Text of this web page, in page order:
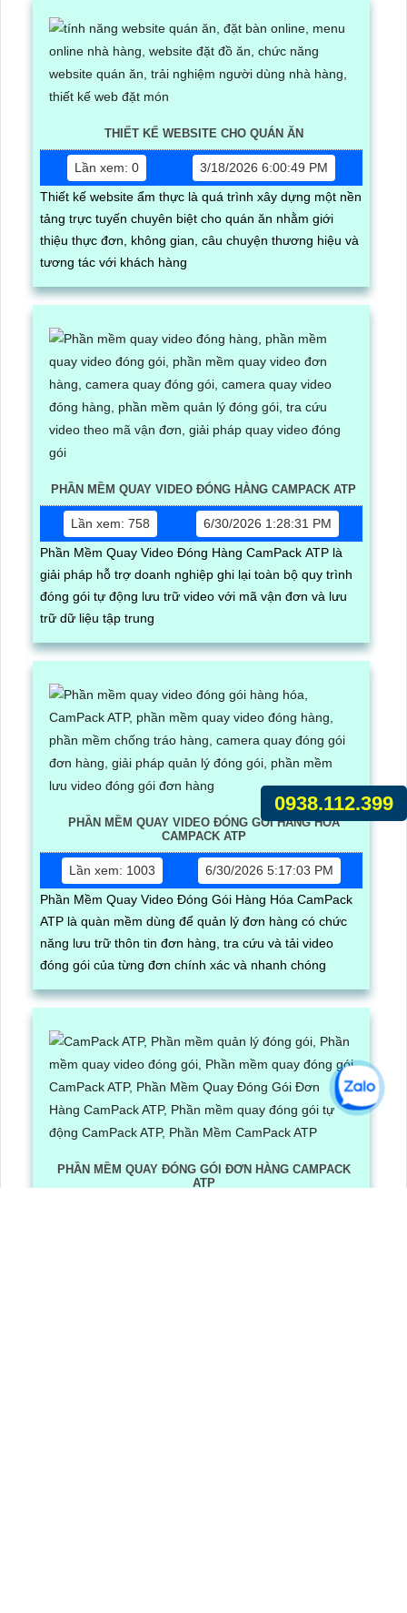
THIẾT KẾ WEBSITE CHO QUÁN ĂN
Lần xem: 0
3/18/2026 6:00:49 PM
Thiết kế website ẩm thực là quá trình xây dựng một nền
tảng trực tuyến chuyên biệt cho quán ăn nhằm giới
thiệu thực đơn, không gian, câu chuyện thương hiệu và
tương tác với khách hàng
PHẦN MỀM QUAY VIDEO ĐÓNG HÀNG CAMPACK ATP
Lần xem: 758
6/30/2026 1:28:31 PM
Phần Mềm Quay Video Đóng Hàng CamPack ATP là
giải pháp hỗ trợ doanh nghiệp ghi lại toàn bộ quy trình
đóng gói tự động lưu trữ video với mã vận đơn và lưu
trữ dữ liệu tập trung
PHẦN MỀM QUAY VIDEO ĐÓNG GÓI HÀNG HÓA
CAMPACK ATP
Lần xem: 1003
6/30/2026 5:17:03 PM
Phần Mềm Quay Video Đóng Gói Hàng Hóa CamPack
ATP là quàn mềm dùng để quản lý đơn hàng có chức
năng lưu trữ thôn tin đơn hàng, tra cứu và tải video
đóng gói của từng đơn chính xác và nhanh chóng
PHẦN MỀM QUAY ĐÓNG GÓI ĐƠN HÀNG CAMPACK
ATP
0938.112.399